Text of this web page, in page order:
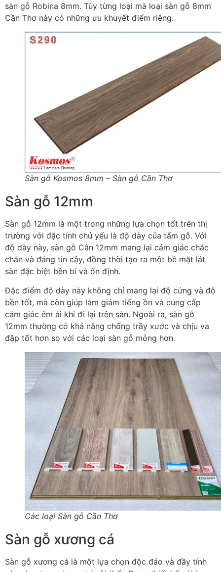
sàn gỗ Robina 8mm. Tùy từng loại mà loại sàn gỗ 8mm
Cần Thơ này có những ưu khuyết điểm riêng.
Sàn gỗ Kosmos 8mm – Sàn gỗ Cần Thơ
Sàn gỗ 12mm
Sàn gỗ 12mm là một trong những lựa chọn tốt trên thị
trường với đặc tính chủ yếu là độ dày của tấm gỗ. Với
độ dày này, sàn gỗ Cân 12mm mang lại cảm giác chắc
chắn và đáng tin cậy, đồng thời tạo ra một bề mặt lát
sàn đặc biệt bền bỉ và ổn định.
Đặc điểm độ dày này không chỉ mang lại độ cứng và độ
bền tốt, mà còn giúp làm giảm tiếng ồn và cung cấp
cảm giác êm ái khi đi lại trên sàn. Ngoài ra, sàn gỗ
12mm thường có khả năng chống trầy xước và chịu va
đập tốt hơn so với các loại sàn gỗ mỏng hơn.
Các loại Sàn gỗ Cần Thơ
Sàn gỗ xương cá
Sàn gỗ xương cá là một lựa chọn độc đáo và đầy tính